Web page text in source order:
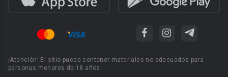
¡Atención! El sitio puede contener materiales no adecuados para
personas menores de 18 años.